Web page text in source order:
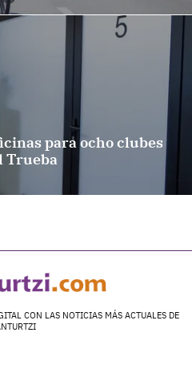
para ocho clubes
Trueba
CON LAS NOTICIAS MÁS ACTUALES DE